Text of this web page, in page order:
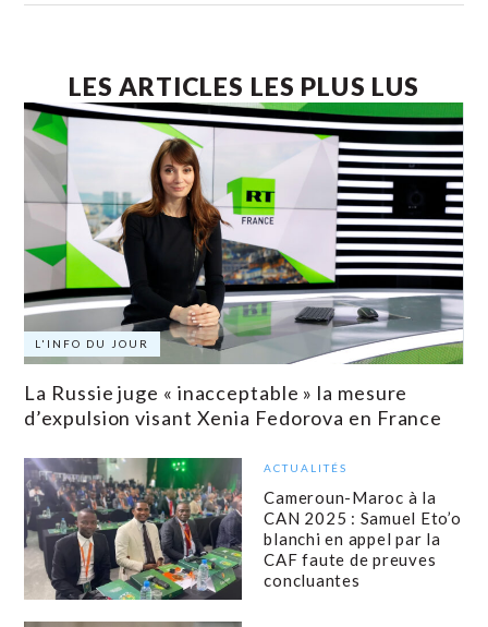
LES ARTICLES LES PLUS LUS
L'INFO DU JOUR
La Russie juge « inacceptable » la mesure
d’expulsion visant Xenia Fedorova en France
ACTUALITÉS
Cameroun-Maroc à la
CAN 2025 : Samuel Eto’o
blanchi en appel par la
CAF faute de preuves
concluantes